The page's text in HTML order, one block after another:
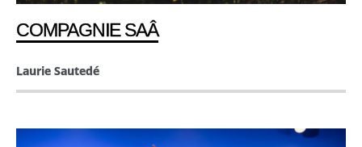
COMPAGNIE SAÂ
Laurie Sautedé